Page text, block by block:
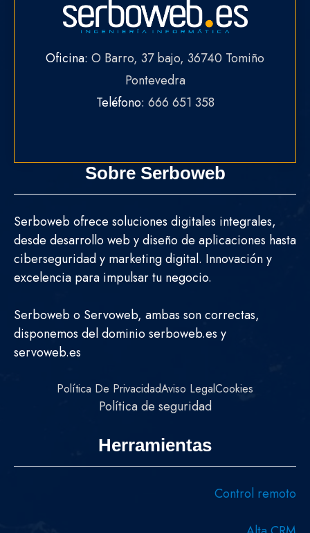
Sobre Serboweb
Serboweb ofrece soluciones digitales integrales,
desde desarrollo web y diseño de aplicaciones hasta
ciberseguridad y marketing digital. Innovación y
excelencia para impulsar tu negocio.
Serboweb o Servoweb, ambas son correctas,
disponemos del dominio serboweb.es y
servoweb.es
Política De PrivacidadAviso LegalCookies
Política de seguridad
Oficina: O Barro, 37 bajo, 36740 Tomiño
Pontevedra
Teléfono: 666 651 358
Herramientas
Control remoto